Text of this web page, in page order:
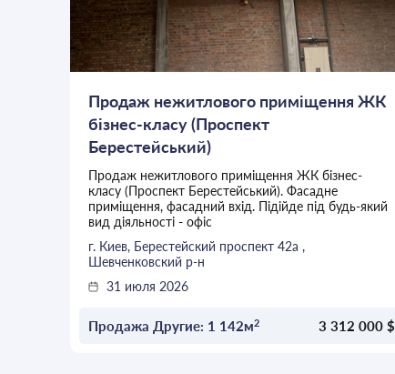
Продаж нежитлового приміщення ЖК
бізнес-класу (Проспект
Берестейський)
Продаж нежитлового приміщення ЖК бізнес-
класу (Проспект Берестейський). Фасадне
приміщення, фасадний вхід. Підійде під будь-який
вид діяльності - офіс
г. Киев, Берестейский проспект 42а ,
Шевченковский р-н
31 июля 2026
Продажа Другие: 1 142м2 3 312 000 $